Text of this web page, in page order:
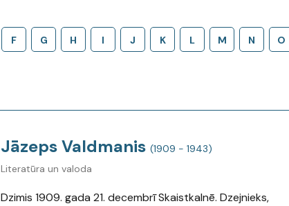
F G H I J K L M N O
Jāzeps Valdmanis (1909 - 1943)
Literatūra un valoda
Dzimis 1909. gada 21. decembrī Skaistkalnē. Dzejnieks,